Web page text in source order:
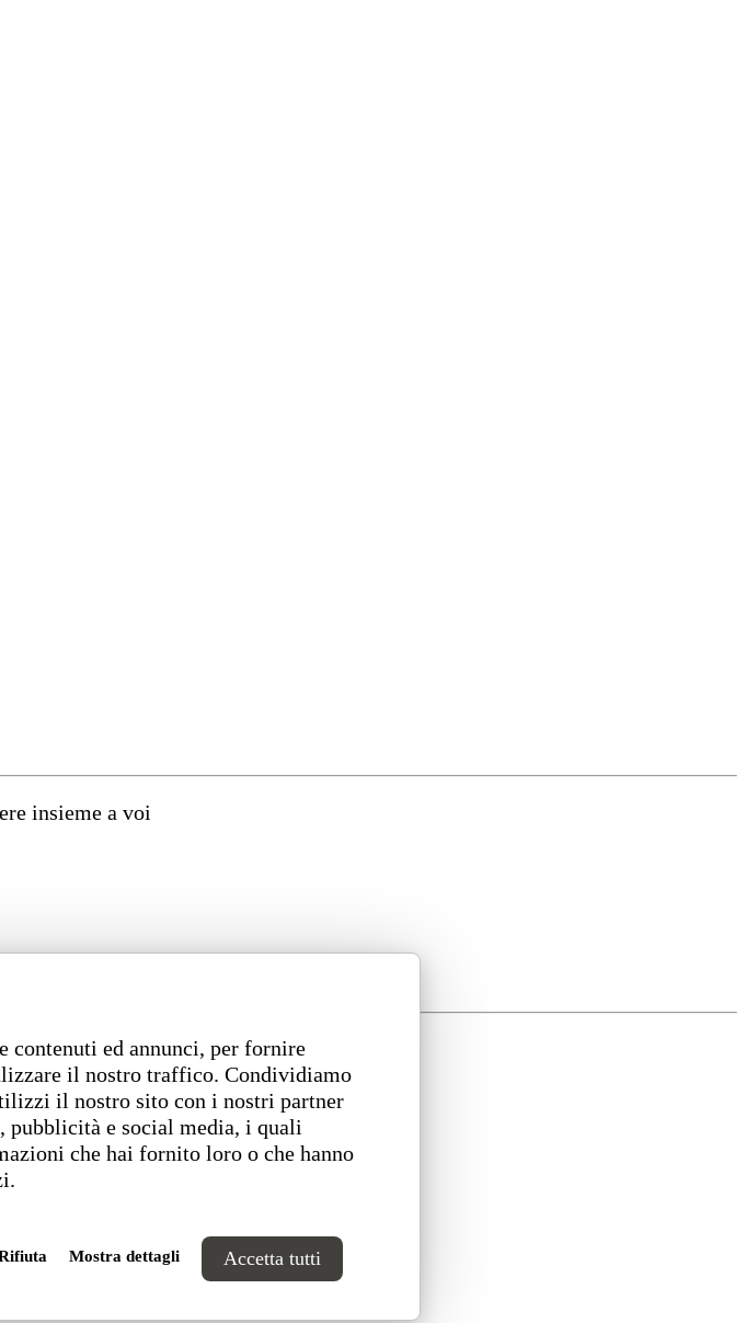
contenuti ed annunci, per fornire
il nostro traffico. Condividiamo
il nostro sito con i nostri partner
pubblicità e social media, i quali
che hai fornito loro o che hanno
Mostra dettagli Accetta tutti
insieme a voi